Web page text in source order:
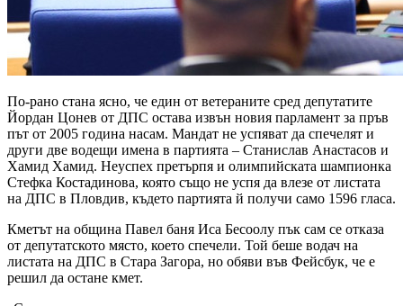
По-рано стана ясно, че един от ветераните сред депутатите
Йордан Цонев от ДПС остава извън новия парламент за пръв
път от 2005 година насам. Мандат не успяват да спечелят и
други две водещи имена в партията – Станислав Анастасов и
Хамид Хамид. Неуспех претърпя и олимпийската шампионка
Стефка Костадинова, която също не успя да влезе от листата
на ДПС в Пловдив, където партията й получи само 1596 гласа.
Кметът на община Павел баня Иса Бесоолу пък сам се отказа
от депутатското място, което спечели. Той беше водач на
листата на ДПС в Стара Загора, но обяви във Фейсбук, че е
решил да остане кмет.